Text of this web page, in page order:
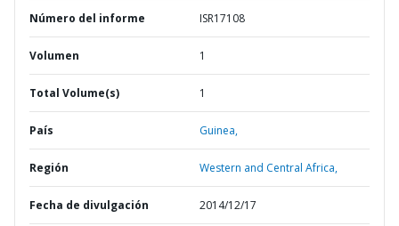
Número del informe ISR17108
Volumen 1
Total Volume(s) 1
País Guinea,
Región Western and Central Africa,
Fecha de divulgación 2014/12/17